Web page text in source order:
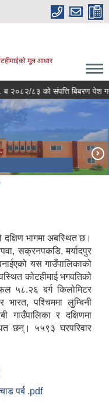
मूल आधार
८३ को संपत्ति बिबरण पेश गर्ने
दक्षिण भागमा अबस्थित छ।
सक्रनपकडि, मर्यादपुर
यस गाउँपालिकाको
कोटहीमाई भगवतिको
५८.२६ बर्ग किलोमिटर
भारत, पश्चिममा लुम्बिनी
गाउँपालिका र दक्षिणमा
छन्। ५५९३ घरपरिवार
पर्ब .pdf